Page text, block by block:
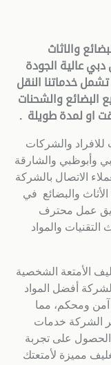
والاثاث
دبي عالية الجودة
تشمل خدماتنا النقل
البضائع والشحنات
او لمدة طويلة .
والشركات
وأبوظبي والشارقة
الاتصال بالشركة
والبضائع في
عمل محترف
والمواد
الأمتعة الشخصية
أفضل المواد
آمن ومحكم، مما
الشركة خدمات
الحصول على تجربة
مميزة لأمتعتك